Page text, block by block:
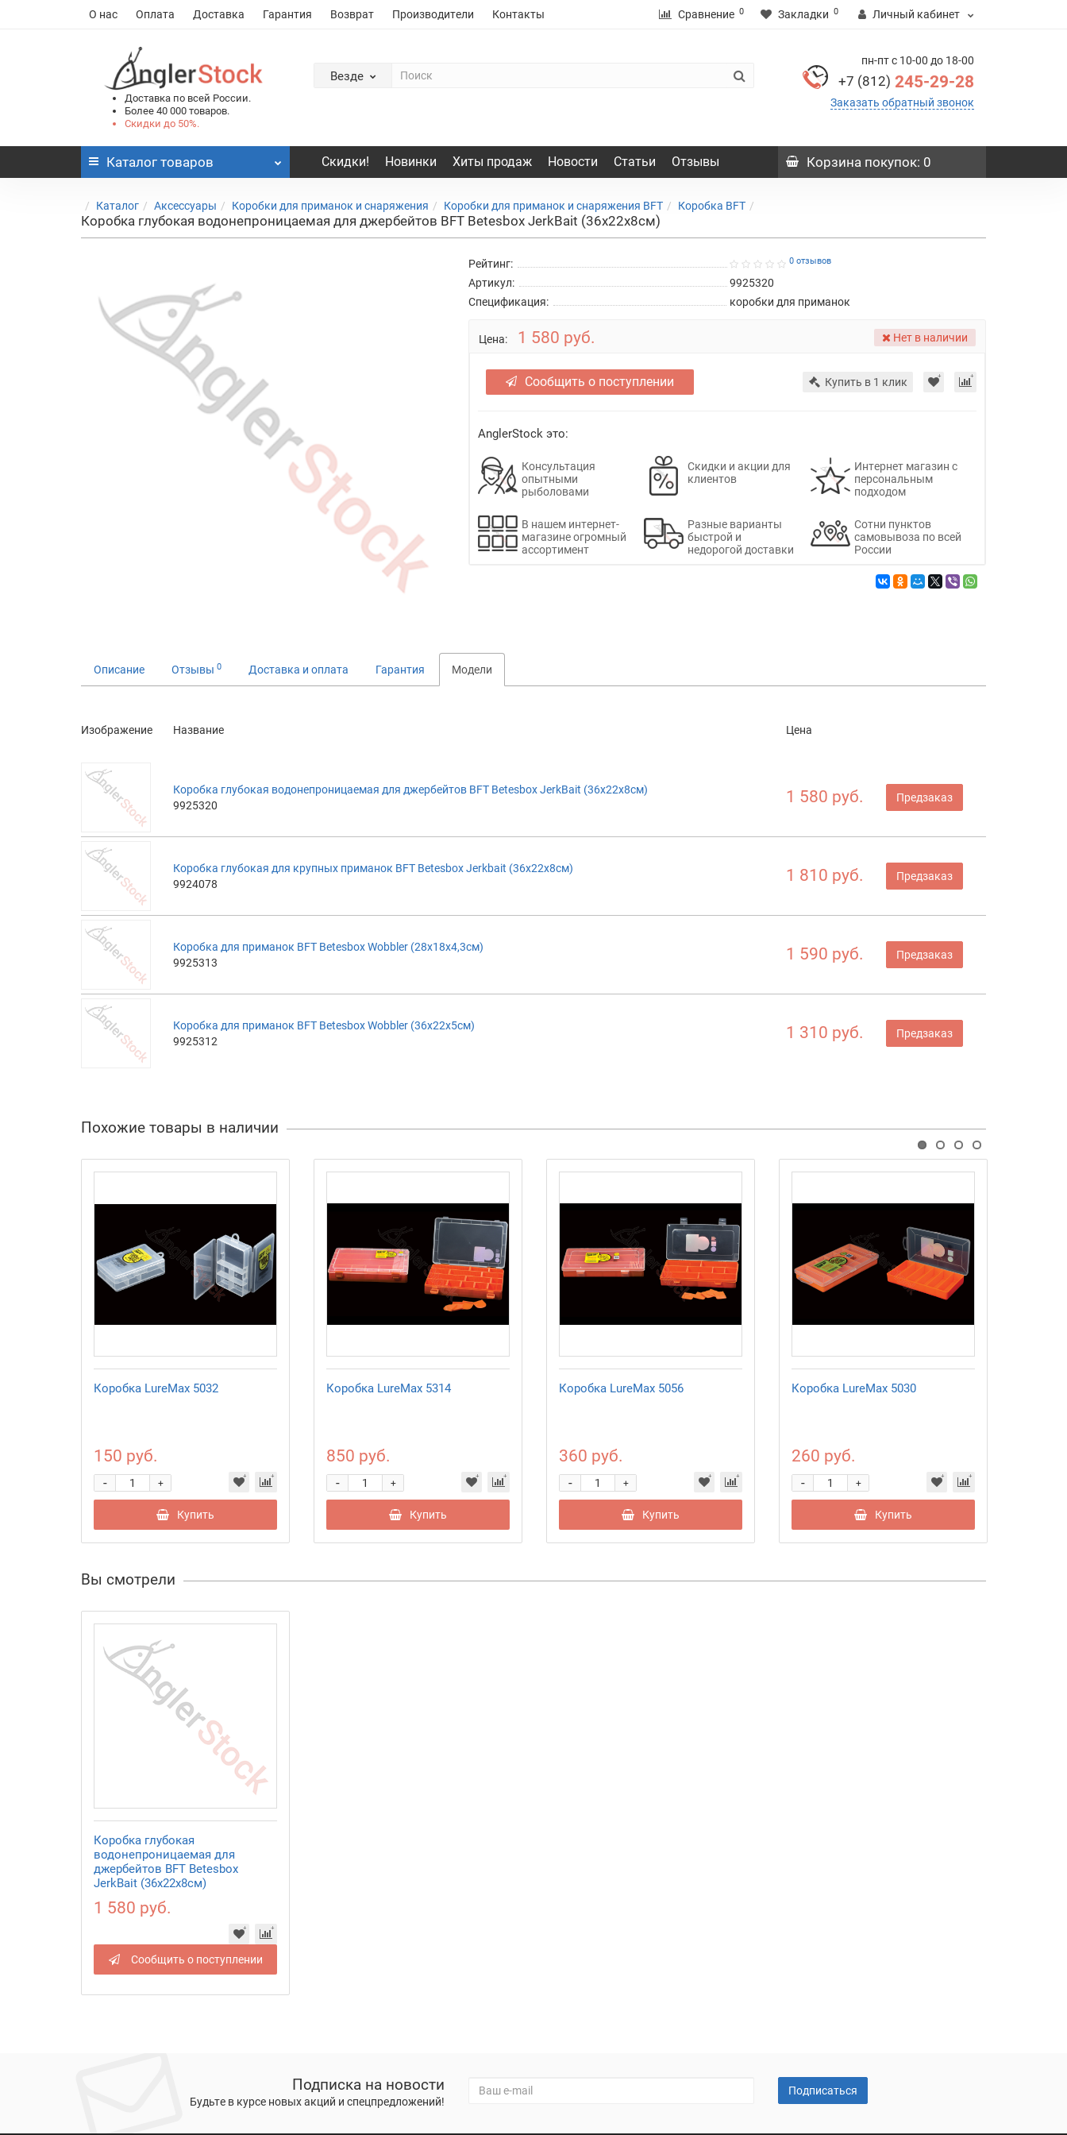
О нас Оплата Доставка Гарантия Возврат Производители Контакты Сравнение 0 Закладки 0 Личный кабинет
Доставка по всей России.
Более 40 000 товаров.
Скидки до 50%.
Везде
пн-пт с 10-00 до 18-00
+7 (812) 245-29-28
Заказать обратный звонок
Каталог товаров Скидки! Новинки Хиты продаж Новости Статьи Отзывы Корзина покупок: 0
Каталог Аксессуары Коробки для приманок и снаряжения Коробки для приманок и снаряжения BFT Коробка BFT
Коробка глубокая водонепроницаемая для джербейтов BFT Betesbox JerkBait (36x22x8см)
Рейтинг: 0 отзывов
Артикул:
9925320
Спецификация:
коробки для приманок
Цена: 1 580 руб. Нет в наличии
Сообщить о поступлении Купить в 1 клик
AnglerStock это:
Консультация
опытными
рыболовами
Скидки и акции для
клиентов
Интернет магазин с
персональным
подходом
В нашем интернет-
магазине огромный
ассортимент
Разные варианты
быстрой и
недорогой доставки
Сотни пунктов
самовывоза по всей
России
Описание Отзывы 0 Доставка и оплата Гарантия Модели
Изображение Название Цена
Коробка глубокая водонепроницаемая для джербейтов BFT Betesbox JerkBait (36x22x8см)
9925320
1 580 руб. Предзаказ
Коробка глубокая для крупных приманок BFT Betesbox Jerkbait (36x22x8см)
9924078
1 810 руб. Предзаказ
Коробка для приманок BFT Betesbox Wobbler (28x18x4,3см)
9925313
1 590 руб. Предзаказ
Коробка для приманок BFT Betesbox Wobbler (36x22x5см)
9925312
1 310 руб. Предзаказ
Похожие товары в наличии
Коробка LureMax 5032
150 руб.
+
-
Купить
Коробка LureMax 5314
850 руб.
+
-
Купить
Коробка LureMax 5056
360 руб.
+
-
Купить
Коробка LureMax 5030
260 руб.
+
-
Купить
Вы смотрели
Коробка глубокая
водонепроницаемая для
джербейтов BFT Betesbox
JerkBait (36x22x8см)
1 580 руб.
Сообщить о поступлении
Подписка на новости
Будьте в курсе новых акций и спецпредложений!
Подписаться